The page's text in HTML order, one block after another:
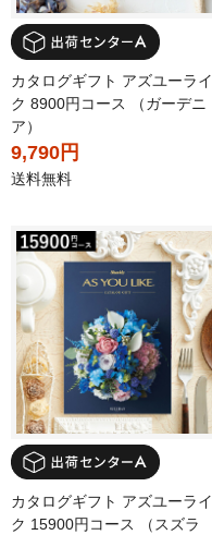
カタログギフト アズユーライ
ク 8900円コース （ガーデニ
ア）
9,790円
送料無料
カタログギフト アズユーライ
ク 15900円コース （スズラ